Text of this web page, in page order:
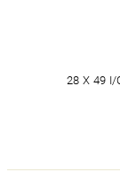
28 X 49 I/